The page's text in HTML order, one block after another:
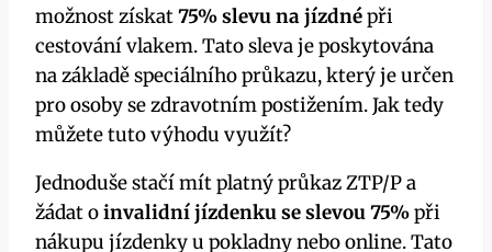
možnost získat75% slevu na jízdnépři
cestování vlakem. Tato sleva je poskytována
na základě speciálního průkazu, který je určen
pro osoby se zdravotním postižením. Jak tedy
můžete tuto výhodu využít?
Jednoduše stačí mít platný průkaz ZTP/P a
žádat oinvalidní jízdenku se slevou 75%při
nákupu jízdenky u pokladny nebo online. Tato